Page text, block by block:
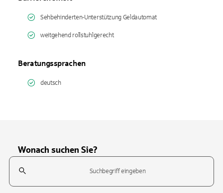
Sehbehinderten-Unterstützung Geldautomat
weitgehend rollstuhlgerecht
Beratungssprachen
deutsch
Wonach suchen Sie?
Suchfeld